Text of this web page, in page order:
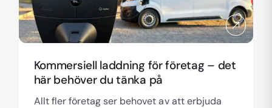
Kommersiell laddning för företag – det
här behöver du tänka på
Allt fler företag ser behovet av att erbjuda